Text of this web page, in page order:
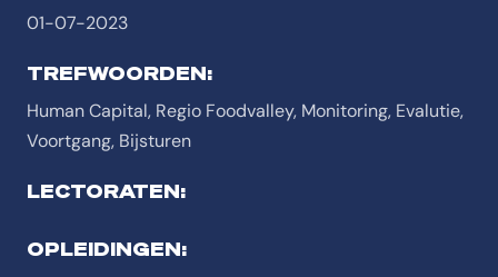
01-07-2023
TREFWOORDEN:
Human Capital, Regio Foodvalley, Monitoring, Evalutie,
Voortgang, Bijsturen
LECTORATEN:
OPLEIDINGEN: